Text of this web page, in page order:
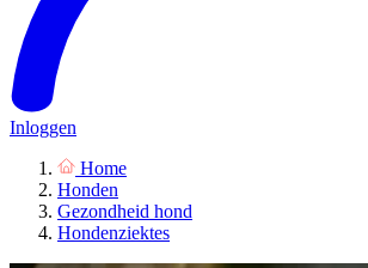
Inloggen
Home
Honden
Gezondheid hond
Hondenziektes